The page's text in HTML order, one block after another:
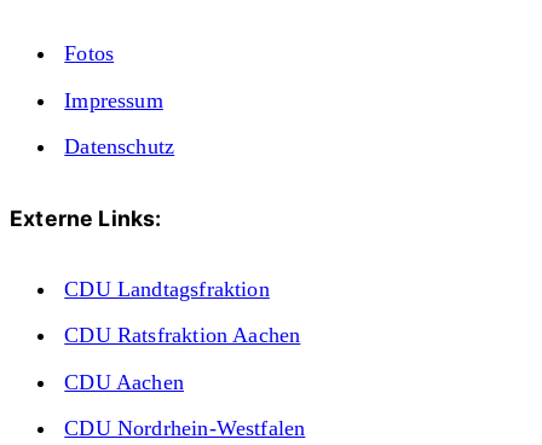
Fotos
Impressum
Datenschutz
Externe Links:
CDU Landtagsfraktion
CDU Ratsfraktion Aachen
CDU Aachen
CDU Nordrhein-Westfalen